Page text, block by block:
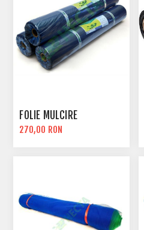
FOLIE MULCIRE
270,00 RON